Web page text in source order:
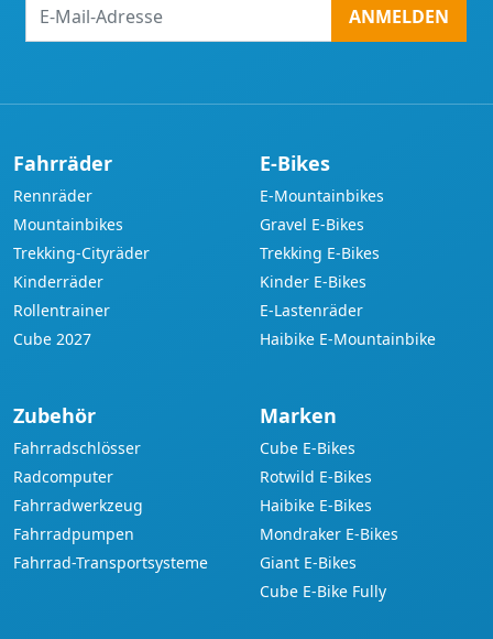
Mail-
ANMELDEN
Fahrräder
Rennräder
Mountainbikes
Trekking-Cityräder
Kinderräder
Rollentrainer
Cube 2027
E-Bikes
E-Mountainbikes
Gravel E-Bikes
Trekking E-Bikes
Kinder E-Bikes
E-Lastenräder
Haibike E-Mountainbike
Zubehör
Fahrradschlösser
Radcomputer
Fahrradwerkzeug
Fahrradpumpen
Fahrrad-Transportsysteme
Marken
Cube E-Bikes
Rotwild E-Bikes
Haibike E-Bikes
Mondraker E-Bikes
Giant E-Bikes
Cube E-Bike Fully